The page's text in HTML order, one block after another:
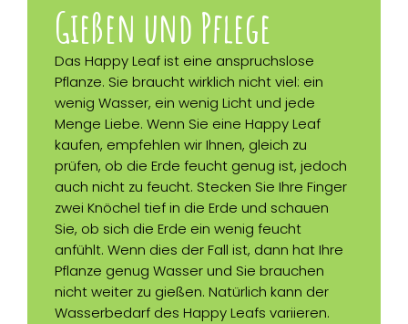
Gießen und Pflege
Das Happy Leaf ist eine anspruchslose
Pflanze. Sie braucht wirklich nicht viel: ein
wenig Wasser, ein wenig Licht und jede
Menge Liebe. Wenn Sie eine Happy Leaf
kaufen, empfehlen wir Ihnen, gleich zu
prüfen, ob die Erde feucht genug ist, jedoch
auch nicht zu feucht. Stecken Sie Ihre Finger
zwei Knöchel tief in die Erde und schauen
Sie, ob sich die Erde ein wenig feucht
anfühlt. Wenn dies der Fall ist, dann hat Ihre
Pflanze genug Wasser und Sie brauchen
nicht weiter zu gießen. Natürlich kann der
Wasserbedarf des Happy Leafs variieren.